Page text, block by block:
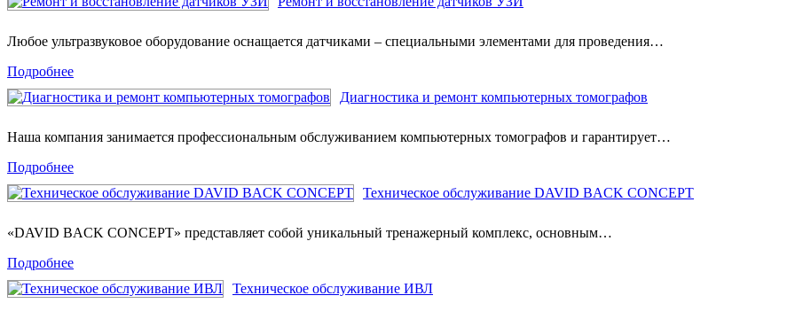
Любое ультразвуковое оборудование оснащается датчиками – специальными элементами для проведения…
Подробнее
Диагностика и ремонт компьютерных томографов
Наша компания занимается профессиональным обслуживанием компьютерных томографов и гарантирует…
Подробнее
Техническое обслуживание DAVID BACK CONCEPT
«DAVID BACK CONCEPT» представляет собой уникальный тренажерный комплекс, основным…
Подробнее
Техническое обслуживание ИВЛ